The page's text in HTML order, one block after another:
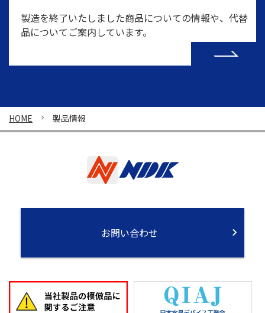
製造を終了いたしました商品についての情報や、代替
品についてご案内しています。
HOME 製品情報
お問い合わせ